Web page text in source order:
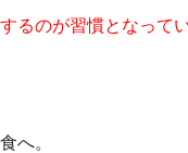
るのが習慣となって
へ。